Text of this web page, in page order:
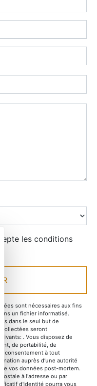
le
les conditions
sont nécessaires aux fins
un fichier informatisé.
dans le seul but de
collectées seront
. Vous disposez de
de portabilité, de
consentement à tout
auprès d’une autorité
de vos données post-mortem.
à l'adresse ou par
d'identité pourra vous